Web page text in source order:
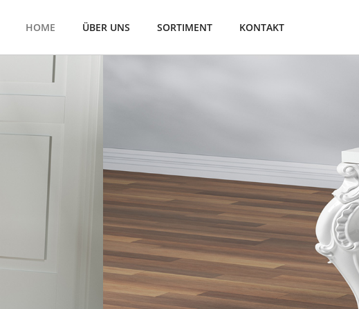
HOME ÜBER UNS SORTIMENT KONTAKT